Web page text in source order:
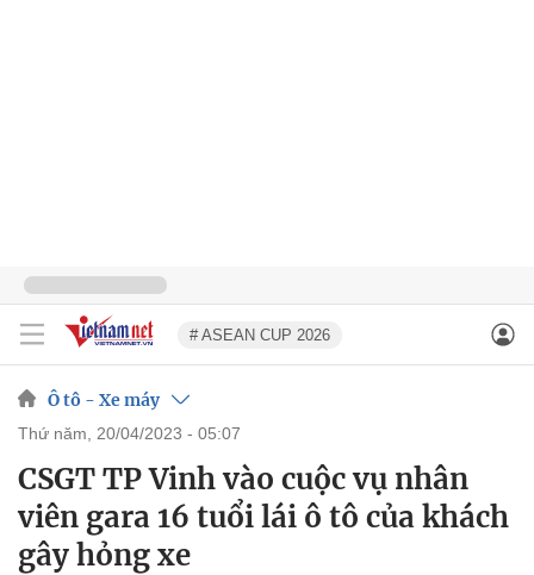
# ASEAN CUP 2026
Ô tô - Xe máy
thứ năm, 20/04/2023 - 05:07
CSGT TP Vinh vào cuộc vụ nhân
viên gara 16 tuổi lái ô tô của khách
gây hỏng xe